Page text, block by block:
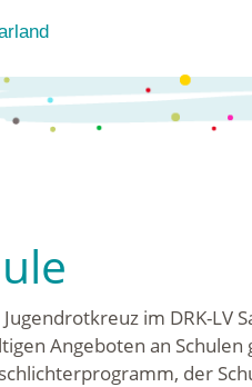
im DRK-LV
Angeboten an Schulen
der